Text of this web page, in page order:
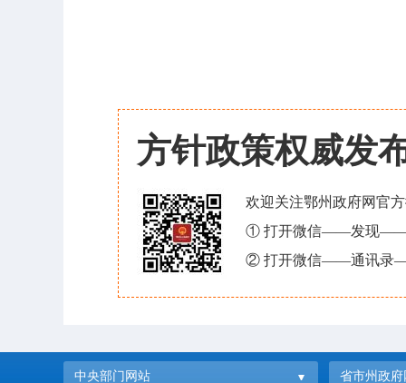
方针政策权威发
欢迎关注鄂州政府网官
① 打开微信——发现——
② 打开微信——通讯录
中央部门网站 省市州政府